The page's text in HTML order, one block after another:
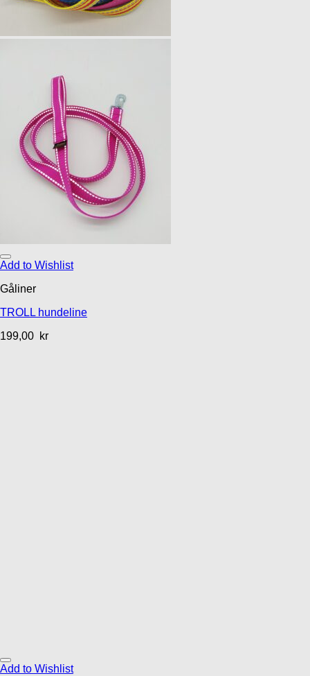
Add to Wishlist
Gåliner
TROLL hundeline
199,00 kr
Add to Wishlist